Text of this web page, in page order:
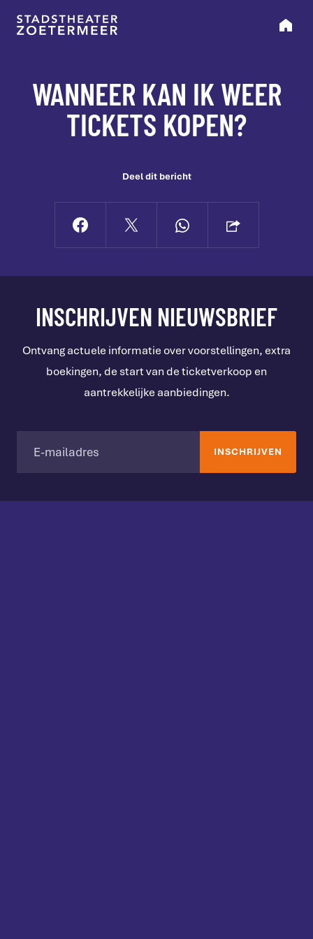
WANNEER KAN IK WEER
TICKETS KOPEN?
Deel dit bericht
INSCHRIJVEN NIEUWSBRIEF
Ontvang actuele informatie over voorstellingen, extra
boekingen, de start van de ticketverkoop en
aantrekkelijke aanbiedingen.